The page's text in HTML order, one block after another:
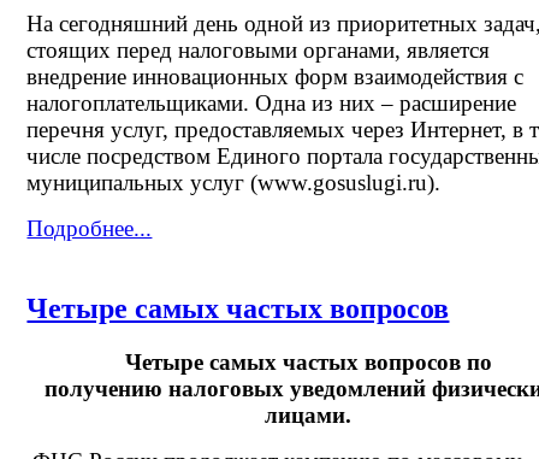
На сегодняшний день одной из приоритетных
стоящих перед налоговыми органами, является
внедрение инновационных форм взаимодействия с
налогоплательщиками. Одна из них – расширение
перечня услуг, предоставляемых через Интернет, в
числе посредством Единого портала
муниципальных услуг (www.gosuslugi.ru).
Подробнее...
Четыре самых частых вопросов
Четыре самых частых вопросов по
получениюналоговых уведомлений
лицами.